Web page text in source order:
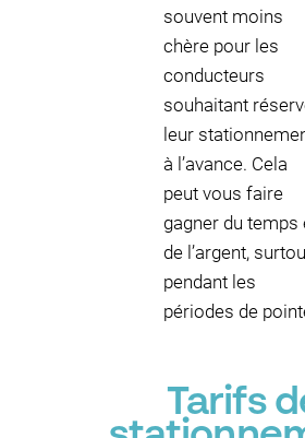
souvent moins
chère pour les
conducteurs
souhaitant
leur
à l’avance. Cela
peut vous faire
gagner du temps
de l’argent,
pendant les
périodes de
Tarifs